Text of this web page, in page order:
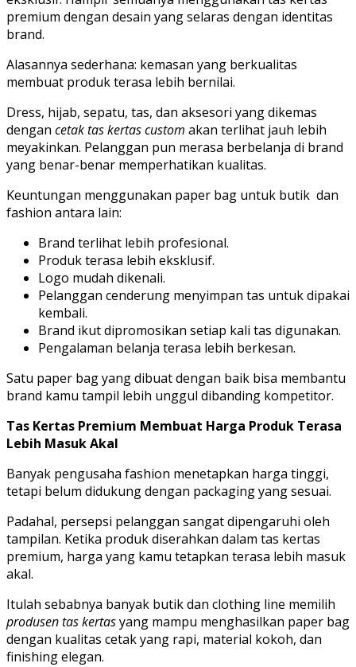
premium dengan desain yang selaras dengan identitas
brand.
Alasannya sederhana: kemasan yang berkualitas
membuat produk terasa lebih bernilai.
Dress, hijab, sepatu, tas, dan aksesori yang dikemas
dengan cetak tas kertas custom akan terlihat jauh lebih
meyakinkan. Pelanggan pun merasa berbelanja di brand
yang benar-benar memperhatikan kualitas.
Keuntungan menggunakan paper bag untuk butik dan
fashion antara lain:
Brand terlihat lebih profesional.
Produk terasa lebih eksklusif.
Logo mudah dikenali.
Pelanggan cenderung menyimpan tas untuk dipakai
kembali.
Brand ikut dipromosikan setiap kali tas digunakan.
Pengalaman belanja terasa lebih berkesan.
Satu paper bag yang dibuat dengan baik bisa membantu
brand kamu tampil lebih unggul dibanding kompetitor.
Tas Kertas Premium Membuat Harga Produk Terasa
Lebih Masuk Akal
Banyak pengusaha fashion menetapkan harga tinggi,
tetapi belum didukung dengan packaging yang sesuai.
Padahal, persepsi pelanggan sangat dipengaruhi oleh
tampilan. Ketika produk diserahkan dalam tas kertas
premium, harga yang kamu tetapkan terasa lebih masuk
akal.
Itulah sebabnya banyak butik dan clothing line memilih
produsen tas kertasyang mampu menghasilkan paper bag
dengan kualitas cetak yang rapi, material kokoh, dan
finishing elegan.